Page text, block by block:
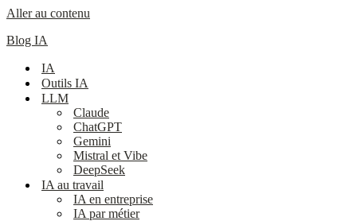
Aller au contenu
Blog IA
IA
Outils IA
LLM
Claude
ChatGPT
Gemini
Mistral et Vibe
DeepSeek
IA au travail
IA en entreprise
IA par métier